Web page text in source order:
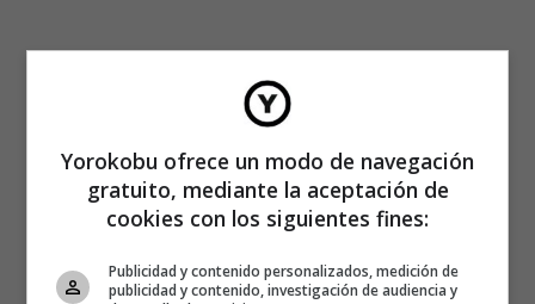
Yorokobu ofrece un modo de navegación
gratuito, mediante la aceptación de
cookies con los siguientes fines:
Publicidad y contenido personalizados, medición de
publicidad y contenido, investigación de audiencia y